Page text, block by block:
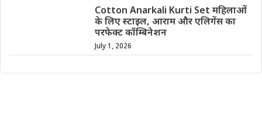
Cotton Anarkali Kurti Set महिलाओं
के लिए स्टाइल, आराम और एलिगेंस का
परफेक्ट कॉम्बिनेशन
July 1, 2026